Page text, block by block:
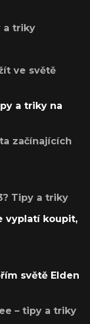
a triky
ve světě
a triky na
začínajících
Tipy a triky
vyplatí koupit,
světě Elden
– tipy a triky